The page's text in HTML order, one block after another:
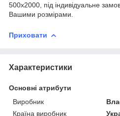
500х2000, під індивідуальне
Вашими розмірами.
Приховати
Характеристики
Основні атрибути
Виробник
Країна виробник